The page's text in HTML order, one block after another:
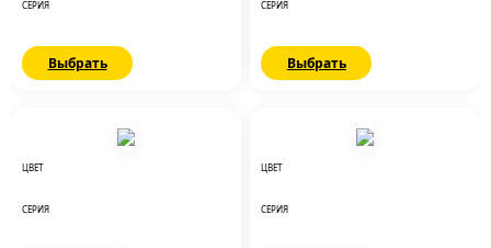
СЕРИЯ
Выбрать
СЕРИЯ
Выбрать
ЦВЕТ
СЕРИЯ
ЦВЕТ
СЕРИЯ